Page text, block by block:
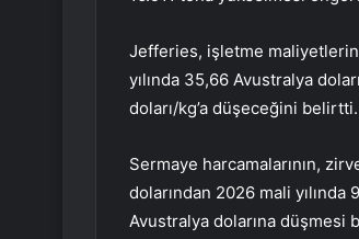
Jefferies, işletme
yılında 35,66 Avustralya
doları/kg’a düşeceğini belirtti.
Sermaye harcamalarının,
dolarından 2026 mali yılında
Avustralya dolarına düşmesi